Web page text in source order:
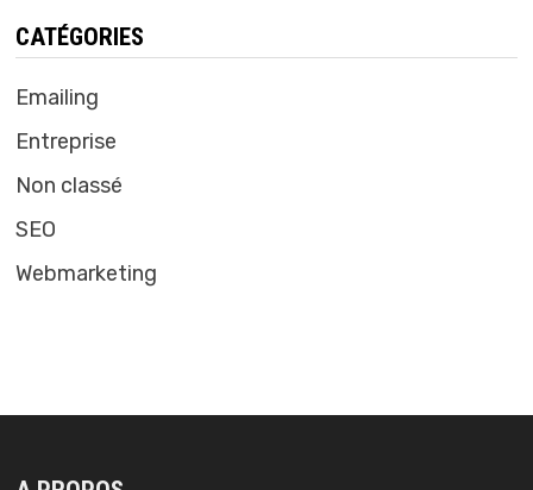
CATÉGORIES
Emailing
Entreprise
Non classé
SEO
Webmarketing